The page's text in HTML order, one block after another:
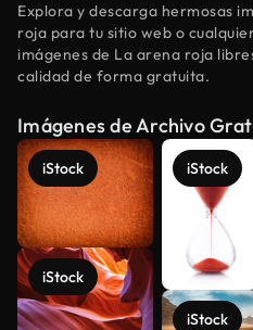
Explora y descarga hermosas
roja para tu sitio web o
imágenes de La arena roja
calidad de forma gratuita.
Imágenes de Archivo
iStock
iStock
iStock
iStock